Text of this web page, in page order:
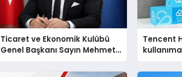
Ticaret ve Ekonomik Kulübü
Genel Başkanı Sayın Mehmet
Ulutaş, ekonomiye dair yaptığı
açıklamada şunları kaydetti:
Tencent